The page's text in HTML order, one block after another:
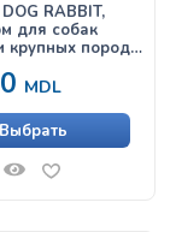
RABBIT,
для собак
крупных пород,
MDL
Выбрать